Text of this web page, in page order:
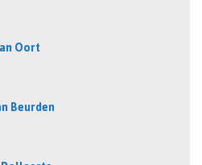
Oort
Beurden